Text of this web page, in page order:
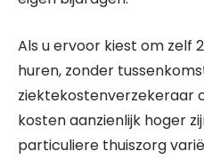
Als u ervoor kiest om zelf
huren, zonder
ziektekostenverzekeraar
kosten aanzienlijk hoger
particuliere thuiszorg